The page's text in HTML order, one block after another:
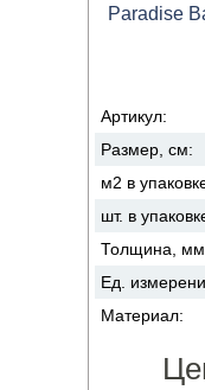
Paradise
Артикул:
Размер, см:
м2 в
шт. в
Толщина,
Ед.
Материал: